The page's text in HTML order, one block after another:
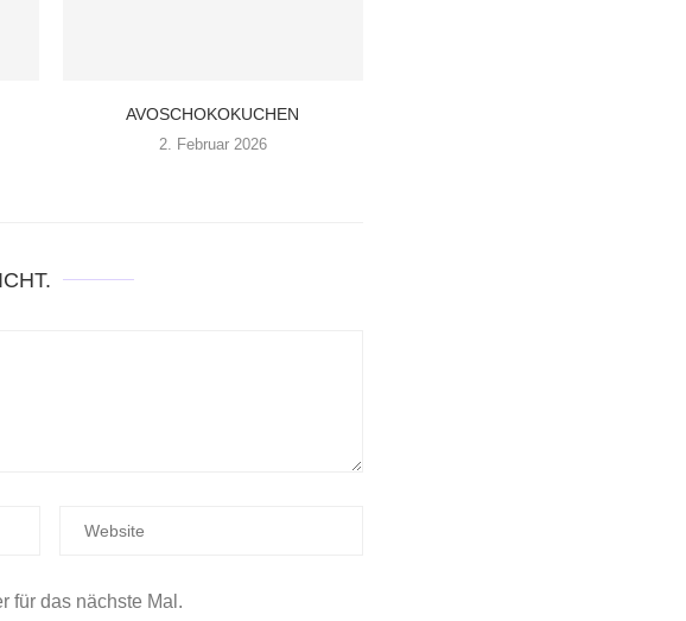
AVOSCHOKOKUCHEN
2. Februar 2026
für das nächste Mal.